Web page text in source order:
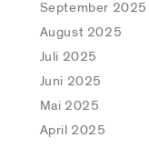
September 2025
August 2025
Juli 2025
Juni 2025
Mai 2025
April 2025